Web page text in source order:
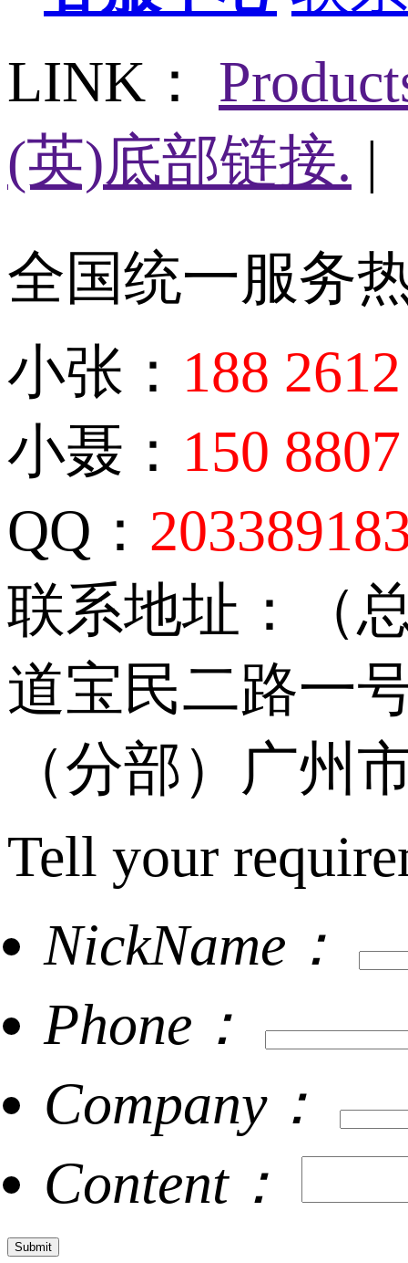
LINK：
(英)底部链接. |
全国统一服务
小张： 188
小聂： 150
QQ：
联系地址：（
道宝民二路一
（分部）广州
Tell your
NickName：
Phone：
Company：
Content：